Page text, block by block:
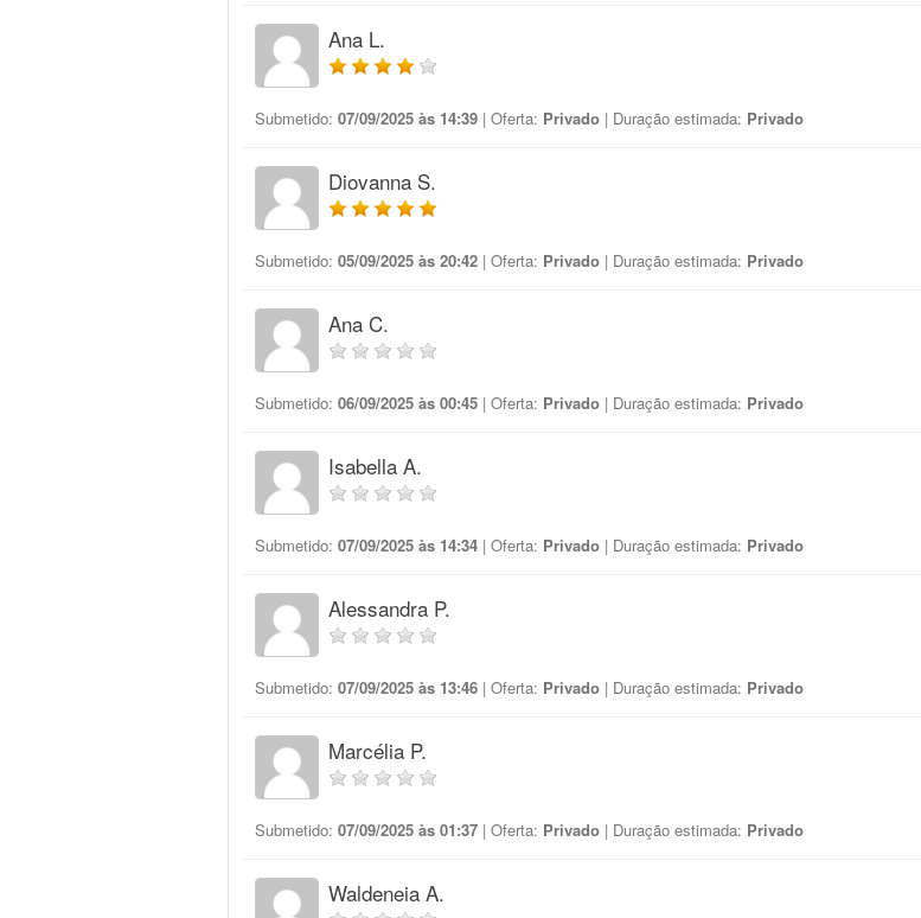
Ana L.
Submetido: 07/09/2025 às 14:39 | Oferta: Privado | Duração estimada: Privado
Diovanna S.
Submetido: 05/09/2025 às 20:42 | Oferta: Privado | Duração estimada: Privado
Ana C.
Submetido: 06/09/2025 às 00:45 | Oferta: Privado | Duração estimada: Privado
Isabella A.
Submetido: 07/09/2025 às 14:34 | Oferta: Privado | Duração estimada: Privado
Alessandra P.
Submetido: 07/09/2025 às 13:46 | Oferta: Privado | Duração estimada: Privado
Marcélia P.
Submetido: 07/09/2025 às 01:37 | Oferta: Privado | Duração estimada: Privado
Waldeneia A.